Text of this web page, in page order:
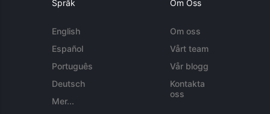
Språk
English
Español
Português
Deutsch
Mer...
Om Oss
Om oss
Vårt team
Vår blogg
Kontakta
oss